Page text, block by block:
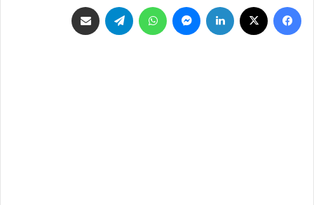
فيسبوك لينكدإن ماسنجر واتساب تيلقرام